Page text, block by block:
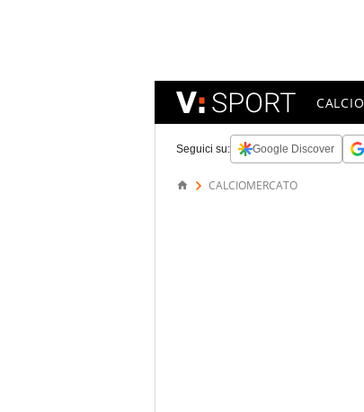
CALCIO
Seguici su: Google Discover
CALCIOMERCATO